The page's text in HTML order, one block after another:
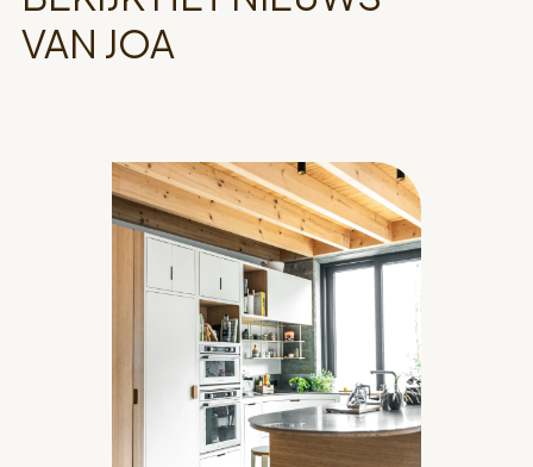
VAN JOA